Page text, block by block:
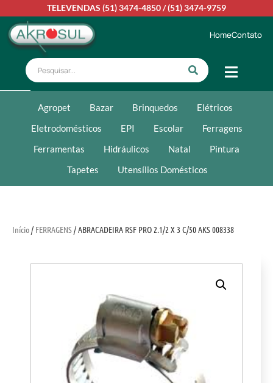
TELEVENDAS (51) 3474-4850/(51) 3474-9759
HomeContato
Agropet Bazar Brinquedos
Elétricos
Eletrodomésticos
EPI Escolar
Ferragens
Ferramentas
Hidráulicos Natal
Pintura
Tapetes
Utensílios Domésticos
Início/ FERRAGENS/ ABRACADEIRA RSF PRO 2.1/2 X 3 C/50 AKS 008338